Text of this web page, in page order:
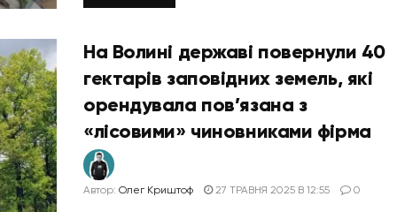
На Волині державі повернули 40
гектарів заповідних земель, які
орендувала пов’язана з
«лісовими» чиновниками фірма
Автор: Олег Криштоф 27 ТРАВНЯ 2025 В 12:55 0